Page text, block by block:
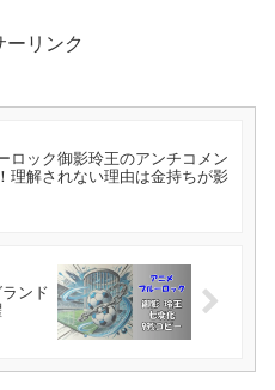
ーリンク
ロック御影玲王のアンチコメン
理解されない理由は金持ちが影
ンド